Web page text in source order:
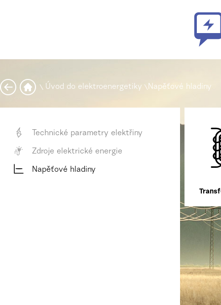
\ Úvod do elektroenergetiky \ Napěťové hladiny
Technické parametry elektřiny
Zdroje elektrické energie
Napěťové hladiny